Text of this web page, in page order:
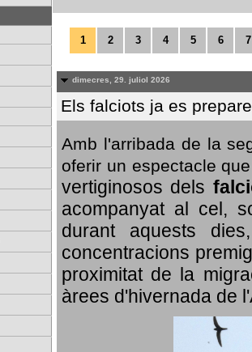
1 2 3 4 5 6 7
dimecres, 29. juliol 2026
Els falciots ja es
Amb l'arribada de la
oferir un espectacle
vertiginosos dels
acompanyat al cel,
durant aquests
concentracions
proximitat de la
àrees d'hivernada de